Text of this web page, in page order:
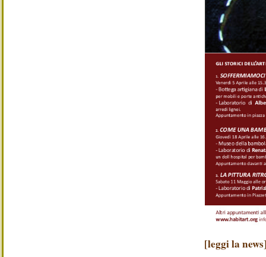
[leggi la